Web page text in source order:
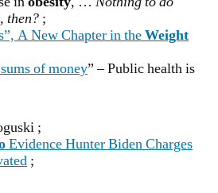
then? ;
A New Chapter in theWeight
of money” – Public health is
;
Evidence Hunter Biden Charges
;